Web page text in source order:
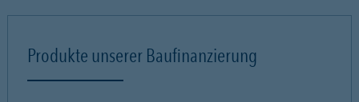
Produkte unserer Baufinanzierung